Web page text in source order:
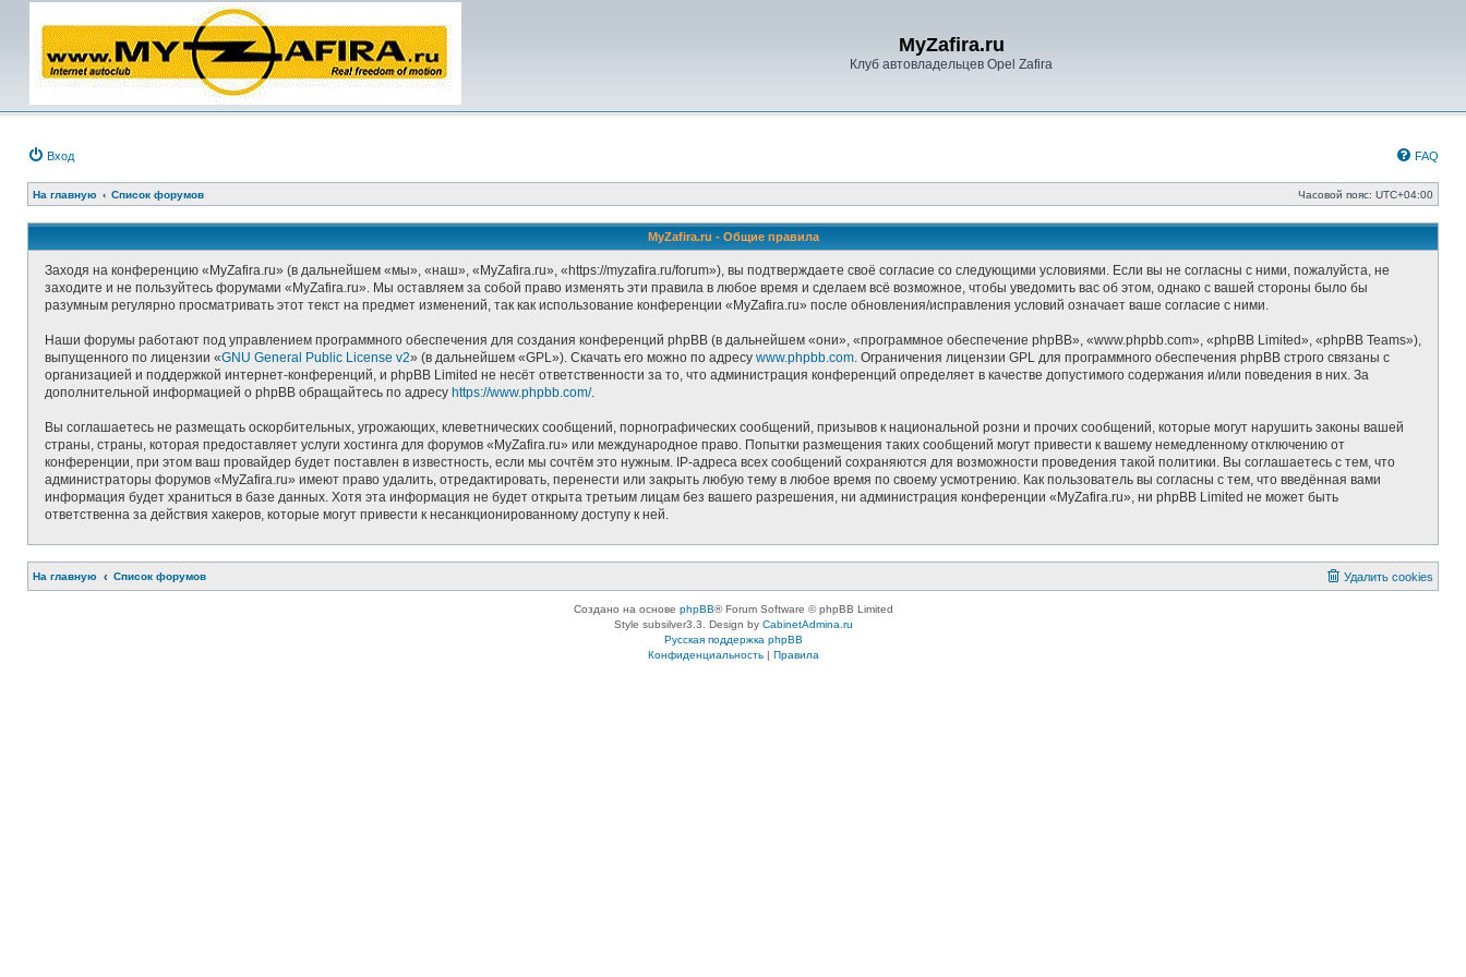
MyZafira.ru
Клуб автовладельцев Opel Zafira
Вход FAQ
На главную Список форумов Часовой пояс: UTC+04:00
MyZafira.ru - Общие правила
Заходя на конференцию «MyZafira.ru» (в дальнейшем «мы», «наш», «MyZafira.ru», «https://myzafira.ru/forum»), вы подтверждаете своё согласие со следующими условиями. Если вы не согласны с ними, пожалуйста, не
заходите и не пользуйтесь форумами «MyZafira.ru». Мы оставляем за собой право изменять эти правила в любое время и сделаем всё возможное, чтобы уведомить вас об этом, однако с вашей стороны было бы
разумным регулярно просматривать этот текст на предмет изменений, так как использование конференции «MyZafira.ru» после обновления/исправления условий означает ваше согласие с ними.
Наши форумы работают под управлением программного обеспечения для создания конференций phpBB (в дальнейшем «они», «программное обеспечение phpBB», «www.phpbb.com», «phpBB Limited», «phpBB Teams»),
выпущенного по лицензии «GNU General Public License v2» (в дальнейшем «GPL»). Скачать его можно по адресу www.phpbb.com. Ограничения лицензии GPL для программного обеспечения phpBB строго связаны с
организацией и поддержкой интернет-конференций, и phpBB Limited не несёт ответственности за то, что администрация конференций определяет в качестве допустимого содержания и/или поведения в них. За
дополнительной информацией о phpBB обращайтесь по адресу https://www.phpbb.com/.
Вы соглашаетесь не размещать оскорбительных, угрожающих, клеветнических сообщений, порнографических сообщений, призывов к национальной розни и прочих сообщений, которые могут нарушить законы вашей
страны, страны, которая предоставляет услуги хостинга для форумов «MyZafira.ru» или международное право. Попытки размещения таких сообщений могут привести к вашему немедленному отключению от
конференции, при этом ваш провайдер будет поставлен в известность, если мы сочтём это нужным. IP-адреса всех сообщений сохраняются для возможности проведения такой политики. Вы соглашаетесь с тем, что
администраторы форумов «MyZafira.ru» имеют право удалить, отредактировать, перенести или закрыть любую тему в любое время по своему усмотрению. Как пользователь вы согласны с тем, что введённая вами
информация будет храниться в базе данных. Хотя эта информация не будет открыта третьим лицам без вашего разрешения, ни администрация конференции «MyZafira.ru», ни phpBB Limited не может быть
ответственна за действия хакеров, которые могут привести к несанкционированному доступу к ней.
На главную Список форумов Удалить cookies
Создано на основе phpBB® Forum Software © phpBB Limited
Style subsilver3.3. Design by CabinetAdmina.ru
Русская поддержка phpBB
Конфиденциальность| Правила